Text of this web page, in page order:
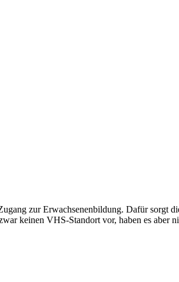
zur Erwachsenenbildung. Dafür sorgt
keinen VHS-Standort vor, haben es aber